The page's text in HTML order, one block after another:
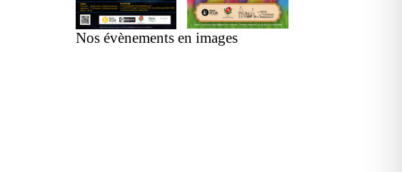
Nos évènements en images